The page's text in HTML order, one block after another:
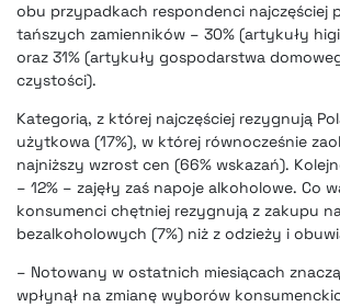
obu przypadkach respondenci najczęściej
tańszych zamienników – 30% (artykuły
oraz 31% (artykuły gospodarstwa
czystości).
Kategorią, z której najczęściej rezygnują
użytkowa (17%), w której równocześnie
najniższy wzrost cen (66% wskazań).
– 12% – zajęły zaś napoje alkoholowe. Co
konsumenci chętniej rezygnują z zakupu
bezalkoholowych (7%) niż z odzieży i
– Notowany w ostatnich miesiącach
wpłynął na zmianę wyborów